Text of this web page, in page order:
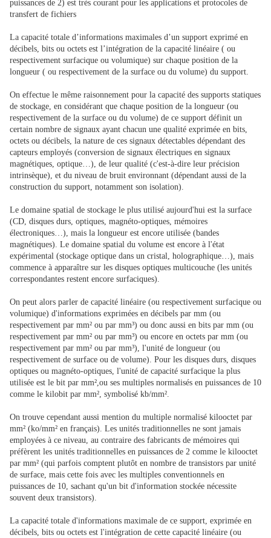
puissances de 2) est très courant pour les applications et protocoles de
transfert de fichiers
La capacité totale d’informations maximales d’un support exprimé en
décibels, bits ou octets est l’intégration de la capacité linéaire ( ou
respectivement surfacique ou volumique) sur chaque position de la
longueur ( ou respectivement de la surface ou du volume) du support.
On effectue le même raisonnement pour la capacité des supports statiques
de stockage, en considérant que chaque position de la longueur (ou
respectivement de la surface ou du volume) de ce support définit un
certain nombre de signaux ayant chacun une qualité exprimée en bits,
octets ou décibels, la nature de ces signaux détectables dépendant des
capteurs employés (conversion de signaux électriques en signaux
magnétiques, optique…), de leur qualité (c'est-à-dire leur précision
intrinsèque), et du niveau de bruit environnant (dépendant aussi de la
construction du support, notamment son isolation).
Le domaine spatial de stockage le plus utilisé aujourd'hui est la surface
(CD, disques durs, optiques, magnéto-optiques, mémoires
électroniques…), mais la longueur est encore utilisée (bandes
magnétiques). Le domaine spatial du volume est encore à l'état
expérimental (stockage optique dans un cristal, holographique…), mais
commence à apparaître sur les disques optiques multicouche (les unités
correspondantes restent encore surfaciques).
On peut alors parler de capacité linéaire (ou respectivement surfacique ou
volumique) d'informations exprimées en décibels par mm (ou
respectivement par mm² ou par mm³) ou donc aussi en bits par mm (ou
respectivement par mm² ou par mm³) ou encore en octets par mm (ou
respectivement par mm² ou par mm³), l'unité de longueur (ou
respectivement de surface ou de volume). Pour les disques durs, disques
optiques ou magnéto-optiques, l'unité de capacité surfacique la plus
utilisée est le bit par mm²,ou ses multiples normalisés en puissances de 10
comme le kilobit par mm², symbolisé kb/mm².
On trouve cependant aussi mention du multiple normalisé kilooctet par
mm² (ko/mm² en français). Les unités traditionnelles ne sont jamais
employées à ce niveau, au contraire des fabricants de mémoires qui
préfèrent les unités traditionnelles en puissances de 2 comme le kilooctet
par mm² (qui parfois comptent plutôt en nombre de transistors par unité
de surface, mais cette fois avec les multiples conventionnels en
puissances de 10, sachant qu'un bit d'information stockée nécessite
souvent deux transistors).
La capacité totale d'informations maximale de ce support, exprimée en
décibels, bits ou octets est l'intégration de cette capacité linéaire (ou